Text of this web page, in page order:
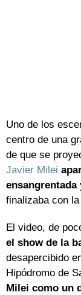
Uno de los
centro de una
de que se
Javier Milei
ensangrentada
finalizaba con
El video, de
el show de la
desapercibido
Hipódromo de
Milei como un